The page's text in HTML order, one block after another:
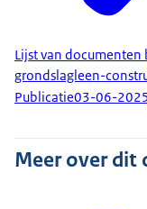
Lijst van
grondslagleen-
Publicatie03-06-
Meer over dit